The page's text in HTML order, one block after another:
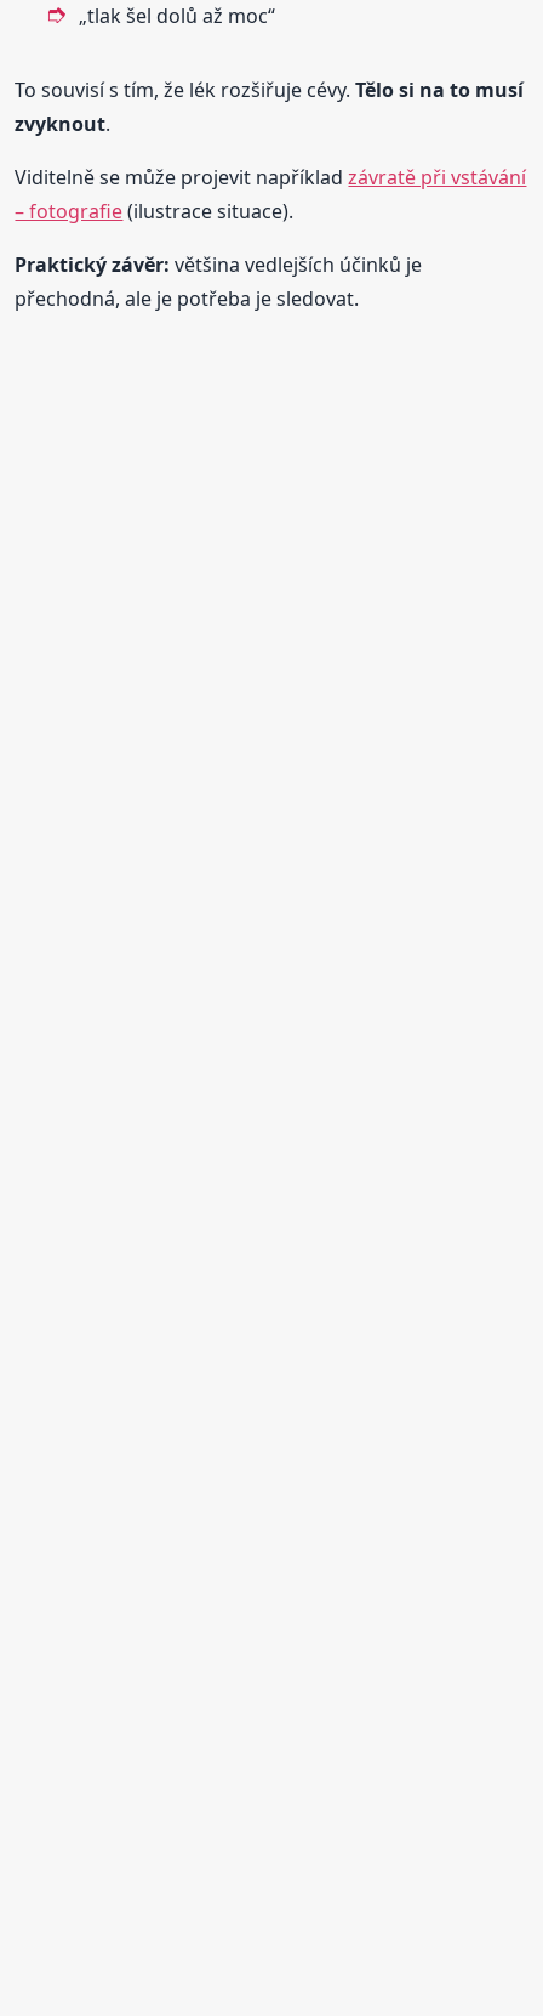
„tlak šel dolů až moc“
To souvisí s tím, že lék rozšiřuje cévy.Tělo si na to musí
zvyknout.
Viditelně se může projevit napříkladzávratě při vstávání
– fotografie(ilustrace situace).
Praktický závěr: většina vedlejších účinků je
přechodná, ale je potřeba je sledovat.